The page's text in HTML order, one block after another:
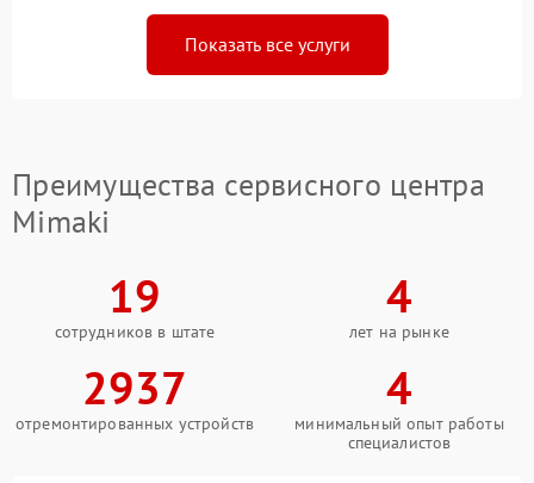
Показать все услуги
Преимущества сервисного центра
Mimaki
19
сотрудников в штате
4
лет на рынке
2937
отремонтированных устройств
4
минимальный опыт работы
специалистов